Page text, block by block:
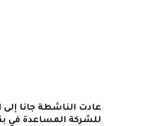
عادت الناشطة جانا
للشركة المساعدة في